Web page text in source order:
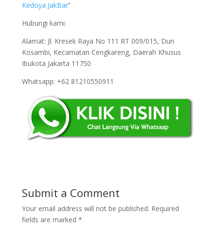
Kedoya JakBar”
Hubungi kami:
Alamat: Jl. Kresek Raya No 111 RT 009/015, Duri
Kosambi, Kecamatan Cengkareng, Daerah Khusus
Ibukota Jakarta 11750
Whatsapp: +62 81210550911
Submit a Comment
Your email address will not be published. Required
fields are marked *